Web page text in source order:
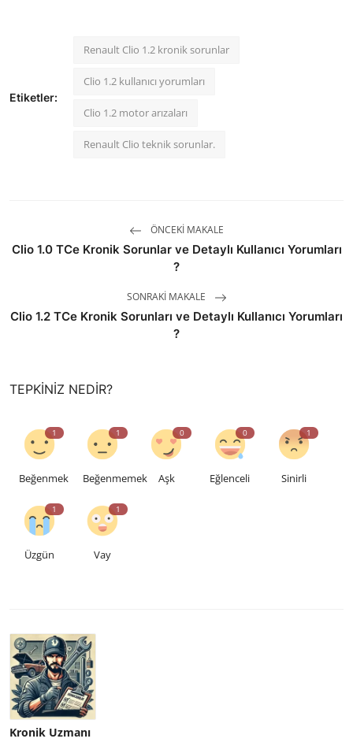
Etiketler:
Renault Clio 1.2 kronik sorunlar
Clio 1.2 kullanıcı yorumları
Clio 1.2 motor arızaları
Renault Clio teknik sorunlar.
ÖNCEKI MAKALE
Clio 1.0 TCe Kronik Sorunlar ve Detaylı Kullanıcı Yorumları
?
SONRAKI MAKALE
Clio 1.2 TCe Kronik Sorunları ve Detaylı Kullanıcı Yorumları
?
TEPKINIZ NEDIR?
1
Beğenmek
1
Beğenmemek
0
Aşk
0
Eğlenceli
1
Sinirli
1
Üzgün
1
Vay
Kronik Uzmanı